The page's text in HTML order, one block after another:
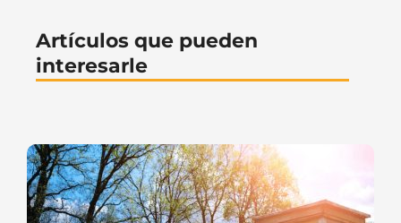
Artículos que pueden
interesarle